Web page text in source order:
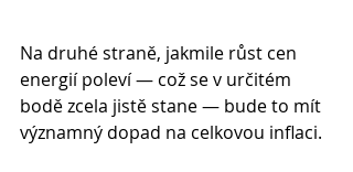
Na druhé straně, jakmile růst cen
energií poleví — což se v určitém
bodě zcela jistě stane — bude to mít
významný dopad na celkovou inflaci.